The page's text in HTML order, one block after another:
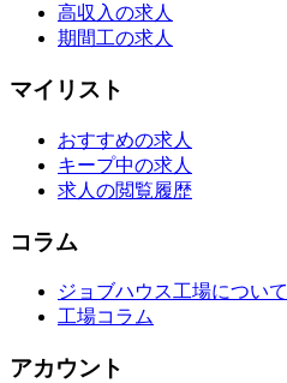
高収入の求人
期間工の求人
マイリスト
おすすめの求人
キープ中の求人
求人の閲覧履歴
コラム
ジョブハウス工場について
工場コラム
アカウント